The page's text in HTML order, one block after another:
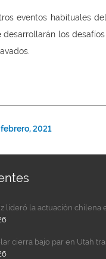
eventos habituales
desarrollarán los
2021
lideró la actuación chilena
cierra bajo par en Utah